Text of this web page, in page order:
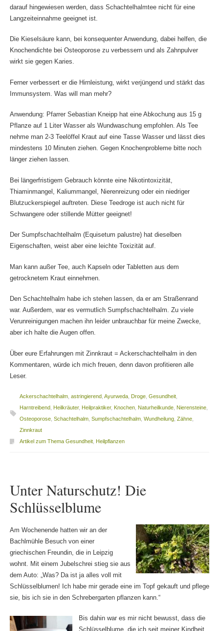
darauf hingewiesen werden, dass Schachtelhalmtee nicht für eine
Langzeiteinnahme geeignet ist.
Die Kieselsäure kann, bei konsequenter Anwendung, dabei helfen, die
Knochendichte bei Osteoporose zu verbessern und als Zahnpulver
wirkt sie gegen Karies.
Ferner verbessert er die Hirnleistung, wirkt verjüngend und stärkt das
Immunsystem. Was will man mehr?
Anwendung: Pfarrer Sebastian Kneipp hat eine Abkochung aus 15 g
Pflanze auf 1 Liter Wasser als Wundwaschung empfohlen. Als Tee
nehme man 2-3 Teelöffel Kraut auf eine Tasse Wasser und lässt dies
mindestens 10 Minuten ziehen. Gegen Knochenprobleme bitte noch
länger ziehen lassen.
Bei längerfristigem Gebrauch könnte eine Nikotintoxizität,
Thiaminmangel, Kaliummangel, Nierenreizung oder ein niedriger
Blutzuckerspiegel auftreten. Diese Teedroge ist auch nicht für
Schwangere oder stillende Mütter geeignet!
Der Sumpfschachtelhalm (Equisetum palustre) hat dieselben
Eigenschaften, weist aber eine leichte Toxizität auf.
Man kann außer Tee, auch Kapseln oder Tabletten aus dem
getrocknetem Kraut einnehmen.
Den Schachtelhalm habe ich stehen lassen, da er am Straßenrand
war. Außerdem, war es vermutlich Sumpfschachtelhalm. Zu viele
Verunreinigungen machen ihn leider unbrauchbar für meine Zwecke,
aber ich halte die Augen offen.
Über eure Erfahrungen mit Zinnkraut = Ackerschachtelhalm in den
Kommentaren, würde ich mich freuen, denn davon profitieren alle
Leser.
Ackerschachtelhalm, astringierend Ayurweda, Droge, Gesundheit,
Harntreibend
Heilkräuter, Heilpraktiker, Knochen, Naturheilkunde, Nierensteine,
Osteoporose, Schachtelhalm, Sumpfschachtelhalm, Wundheilung, Zähne,
Zinnkraut
Artikel zum Thema Gesundheit, Heilpflanzen
Unter Naturschutz! Die
Schlüsselblume
Am Wochenende hatten wir an der
Bachlmühle Besuch von einer
griechischen Freundin, die in Leipzig
wohnt. Mit einem Jubelschrei stieg sie aus
dem Auto: „Was? Da ist ja alles voll mit
Schlüsselblumen! Ich habe mir gerade eine im Topf gekauft und pflege
sie, bis ich sie in den Schrebergarten pflanzen kann.“
Bis dahin war es mir nicht bewusst, dass die
Schlüsselblume, die ich seit meiner Kindheit